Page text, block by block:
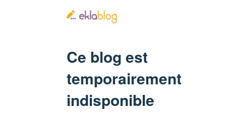
Ce blog est
temporairement
indisponible